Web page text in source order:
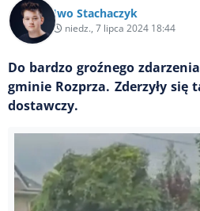
Iwo Stachaczyk
niedz., 7 lipca 2024 18:44
Do bardzo groźnego
gminie Rozprza. Zderzyły
dostawczy.